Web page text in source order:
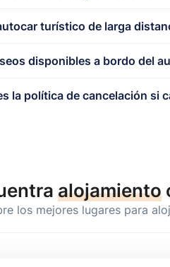
turístico de larga
disponibles a bordo del
la política de cancelación si
alojamiento
los mejores lugares para